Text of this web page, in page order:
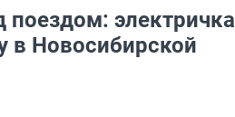
поездом: электричка
в Новосибирской